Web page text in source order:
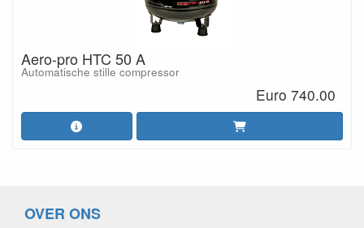
Aero-pro HTC 50 A
Automatische stille compressor
Euro 740.00
OVER ONS